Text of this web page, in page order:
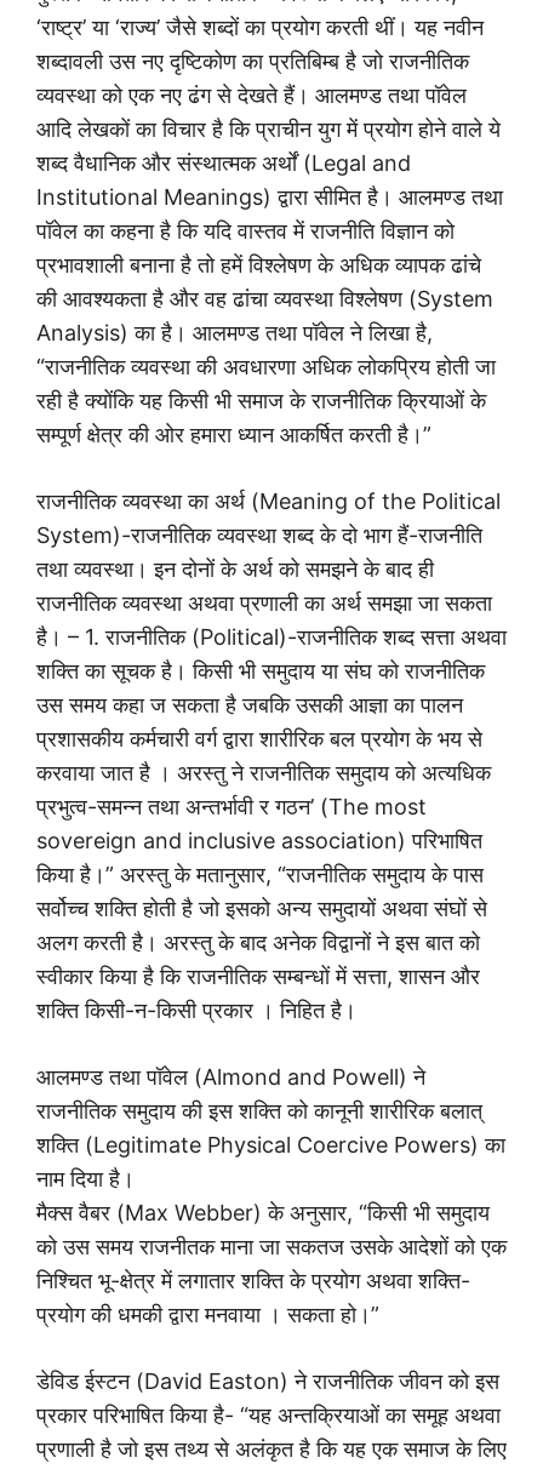
‘राष्ट्र’ या ‘राज्य’ जैसे शब्दों का प्रयोग करती थीं। यह नवीन
शब्दावली उस नए दृष्टिकोण का प्रतिबिम्ब है जो राजनीतिक
व्यवस्था को एक नए ढंग से देखते हैं। आलमण्ड तथा पॉवेल
आदि लेखकों का विचार है कि प्राचीन युग में प्रयोग होने वाले ये
शब्द वैधानिक और संस्थात्मक अर्थों (Legal and
Institutional Meanings) द्वारा सीमित है। आलमण्ड तथा
पॉवेल का कहना है कि यदि वास्तव में राजनीति विज्ञान को
प्रभावशाली बनाना है तो हमें विश्लेषण के अधिक व्यापक ढांचे
की आवश्यकता है और वह ढांचा व्यवस्था विश्लेषण (System
Analysis) का है। आलमण्ड तथा पॉवेल ने लिखा है,
“राजनीतिक व्यवस्था की अवधारणा अधिक लोकप्रिय होती जा
रही है क्योंकि यह किसी भी समाज के राजनीतिक क्रियाओं के
सम्पूर्ण क्षेत्र की ओर हमारा ध्यान आकर्षित करती है।”
राजनीतिक व्यवस्था का अर्थ (Meaning of the Political
System)-राजनीतिक व्यवस्था शब्द के दो भाग हैं-राजनीति
तथा व्यवस्था। इन दोनों के अर्थ को समझने के बाद ही
राजनीतिक व्यवस्था अथवा प्रणाली का अर्थ समझा जा सकता
है। – 1. राजनीतिक (Political)-राजनीतिक शब्द सत्ता अथवा
शक्ति का सूचक है। किसी भी समुदाय या संघ को राजनीतिक
उस समय कहा ज सकता है जबकि उसकी आज्ञा का पालन
प्रशासकीय कर्मचारी वर्ग द्वारा शारीरिक बल प्रयोग के भय से
करवाया जात है । अरस्तु ने राजनीतिक समुदाय को अत्यधिक
प्रभुत्व-समन्न तथा अन्तर्भावी र गठन’ (The most
sovereign and inclusive association) परिभाषित
किया है।” अरस्तु के मतानुसार, “राजनीतिक समुदाय के पास
सर्वोच्च शक्ति होती है जो इसको अन्य समुदायों अथवा संघों से
अलग करती है। अरस्तु के बाद अनेक विद्वानों ने इस बात को
स्वीकार किया है कि राजनीतिक सम्बन्धों में सत्ता, शासन और
शक्ति किसी-न-किसी प्रकार । निहित है।
आलमण्ड तथा पॉवेल (Almond and Powell) ने
राजनीतिक समुदाय की इस शक्ति को कानूनी शारीरिक बलात्
शक्ति (Legitimate Physical Coercive Powers) का
नाम दिया है।
मैक्स वैबर (Max Webber) के अनुसार, “किसी भी समुदाय
को उस समय राजनीतक माना जा सकतज उसके आदेशों को एक
निश्चित भू-क्षेत्र में लगातार शक्ति के प्रयोग अथवा शक्ति-
प्रयोग की धमकी द्वारा मनवाया । सकता हो।”
डेविड ईस्टन (David Easton) ने राजनीतिक जीवन को इस
प्रकार परिभाषित किया है- “यह अन्तक्रियाओं का समूह अथवा
प्रणाली है जो इस तथ्य से अलंकृत है कि यह एक समाज के लिए